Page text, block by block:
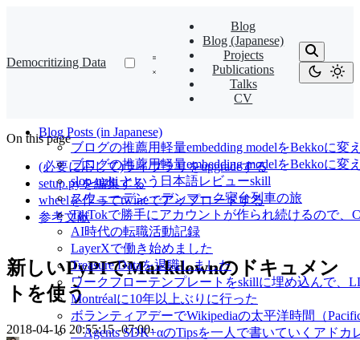
Democritizing Data
Blog
Blog (Japanese)
Projects
Publications
Talks
CV
Blog Posts (in Japanese)
ブログの推薦用軽量embedding modelをBekkoに変
ブログの推薦用軽量embedding modelをBekkoに
slop-nuki という日本語レビューskill
スウェーデン・デンマーク寝台列車の旅
TikTokで勝手にアカウントが作られ続けるので、
AI時代の転職活動記録
LayerXで働き始めました
Treasure Dataを退職しました
ワークフローテンプレートをskillに埋め込んで、
Montréalに10年以上ぶりに行った
ボランティアデーでWikipediaの太平洋時間（
「Agents SDK+αのTipsを一人で書いていくアドカ
On this page
(必要に応じて)ライブラリをupgradeする
setup.pyを編集する
wheelを作ってtwineでアップロードする
参考文献
新しいPyPIでMarkdownのドキュメン
トを使う
2018-04-16 20:55:15 -07:00·